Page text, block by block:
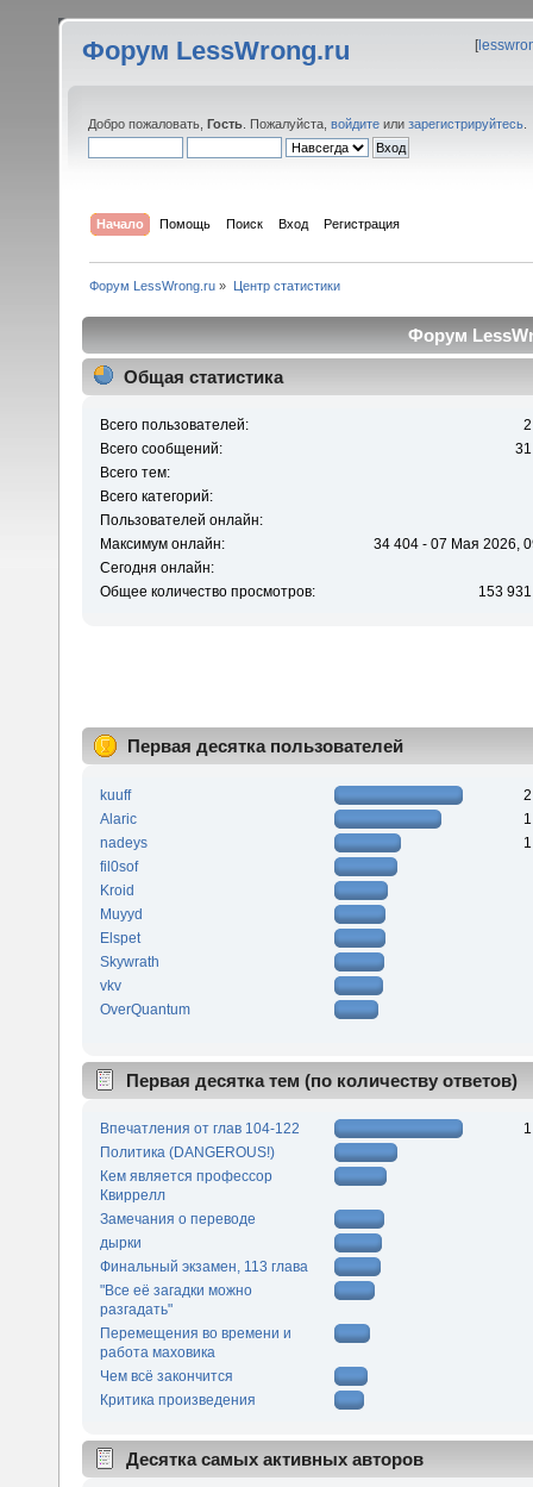
Форум LessWrong.ru [
Добро пожаловать, Гость . Пожалуйста, войдите или зарегистрируйтесь
Начало Помощь Поиск Вход Регистрация
Форум LessWrong.ru » Центр статистики
Форум
Общая статистика
Всего пользователей:
Всего сообщений:
Всего тем:
Всего категорий:
Пользователей онлайн:
Максимум онлайн:
34 404 - 07 Мая 2026,
Сегодня онлайн:
Общее количество просмотров:
153
Первая десятка пользователей
kuuff
Alaric
nadeys
fil0sof
Kroid
Muyyd
Elspet
Skywrath
vkv
OverQuantum
Первая десятка тем (по количеству ответов)
Впечатления от глав 104-122
Политика (DANGEROUS!)
Кем является профессор
Квиррелл
Замечания о переводе
дырки
Финальный экзамен, 113 глава
"Все её загадки можно
разгадать"
Перемещения во времени и
работа маховика
Чем всё закончится
Критика произведения
Десятка самых активных авторов